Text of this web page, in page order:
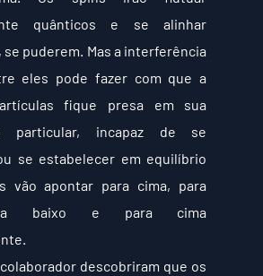
quânticos e se alinhar
puderem. Mas a interferência
eles pode fazer com que a
fique presa em sua
particular, incapaz de se
se estabelecer em equilíbrio
vão apontar para cima, para
baixo e para cima
descobriram que os